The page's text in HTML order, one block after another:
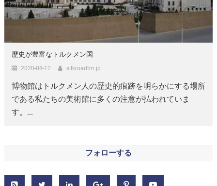
歴史が豊富なトルクメン国
2020-08-12 silkroadtm.jp
博物館はトルクメン人の歴史的痕跡を明らかにする場所
である私たちの美術館に多くの注意が払われていま
す。...
フォローする